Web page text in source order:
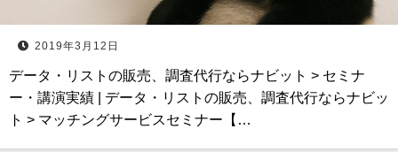
2019年3月12日
データ・リストの販売、調査代行ならナビット > セミナ
ー・講演実績 | データ・リストの販売、調査代行ならナビッ
ト > マッチングサービスセミナー【…